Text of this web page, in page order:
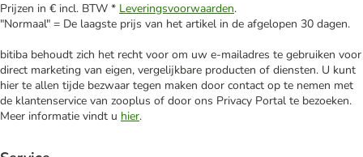
Prijzen in € incl. BTW * Leveringsvoorwaarden.
"Normaal" = De laagste prijs van het artikel in de afgelopen 30 dagen.
bitiba behoudt zich het recht voor om uw e-mailadres te gebruiken voor
direct marketing van eigen, vergelijkbare producten of diensten. U kunt
hier te allen tijde bezwaar tegen maken door contact op te nemen met
de klantenservice van zooplus of door ons Privacy Portal te bezoeken.
Meer informatie vindt u hier.